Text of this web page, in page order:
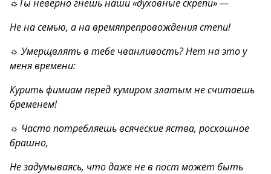
☼Ты неверно гнешь наши «духовные скрепи» —
Не на семью, а на времяпрепровождения степи!
☼ Умерщвлять в тебе чванливость? Нет на это у
меня времени:
Курить фимиам перед кумиром златым не считаешь
бременем!
☼ Часто потребляешь всяческие яства, роскошное
брашно,
Не задумываясь, что даже не в пост может быть